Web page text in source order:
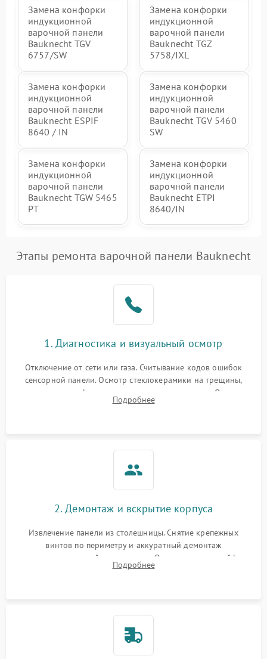
Замена конфорки
индукционной
варочной панели
Bauknecht TGV
6757/SW
Замена конфорки
индукционной
варочной панели
Bauknecht TGZ
5758/IXL
Замена конфорки
индукционной
варочной панели
Bauknecht ESPIF
8640 / IN
Замена конфорки
индукционной
варочной панели
Bauknecht TGV 5460
SW
Замена конфорки
индукционной
варочной панели
Bauknecht TGW 5465
PT
Замена конфорки
индукционной
варочной панели
Bauknecht ETPI
8640/IN
Этапы ремонта варочной панели Bauknecht
1. Диагностика и визуальный осмотр
Отключение от сети или газа. Считывание кодов ошибок
сенсорной панели. Осмотр стеклокерамики на трещины,
проверка конфорок на равномерность нагрева. Опрос
клиента о симптомах (не включается, не видит посуду,
Подробнее
2. Демонтаж и вскрытие корпуса
Извлечение панели из столешницы. Снятие крепежных
винтов по периметру и аккуратный демонтаж
стеклокерамической поверхности. Отсоединение шлейфов
сенсорного блока для доступа к силовым платам, катушкам
Подробнее